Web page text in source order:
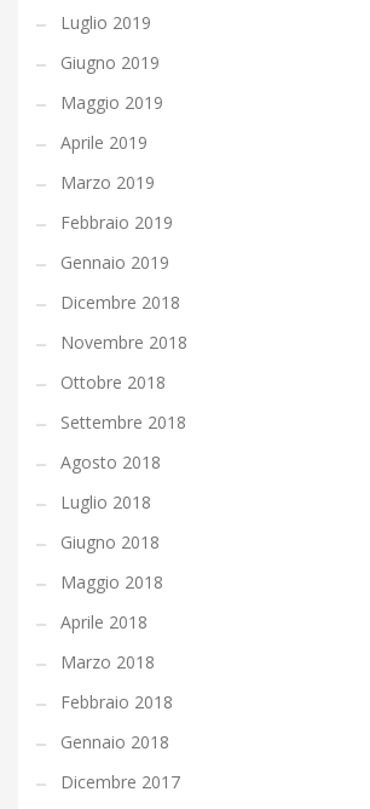
Luglio 2019
Giugno 2019
Maggio 2019
Aprile 2019
Marzo 2019
Febbraio 2019
Gennaio 2019
Dicembre 2018
Novembre 2018
Ottobre 2018
Settembre 2018
Agosto 2018
Luglio 2018
Giugno 2018
Maggio 2018
Aprile 2018
Marzo 2018
Febbraio 2018
Gennaio 2018
Dicembre 2017